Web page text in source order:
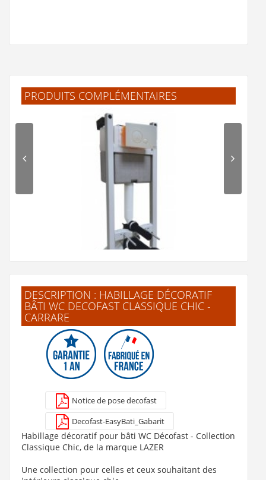
Profilé d'angle sortant pour panneau mural DECOFAST -
Brossé Mat - H1200mm
Voir le détail
Voir la fiche produit de"Profilé d'angle sortant
pour panneau mural DECOFAST - Brossé Mat -
H1200mm"
PRODUITS COMPLÉMENTAIRES
Bâti-support Universel avec plaque de commande GLOBE
Voir le produit
DESCRIPTION : HABILLAGE DÉCORATIF
BÂTI WC DECOFAST CLASSIQUE CHIC -
CARRARE
Notice de pose decofast
Decofast-EasyBati_Gabarit
Habillage décoratif pour bâti WC Décofast - Collection
Classique Chic, de la marque LAZER
Une collection pour celles et ceux souhaitant des